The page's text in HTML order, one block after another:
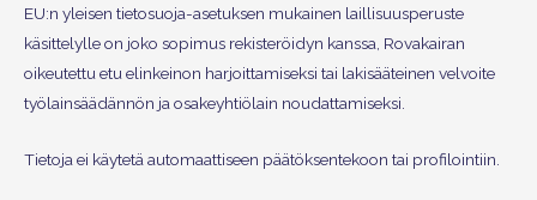
EU:n yleisen tietosuoja-asetuksen mukainen laillisuusperuste
käsittelylle on joko sopimus rekisteröidyn kanssa, Rovakairan
oikeutettu etu elinkeinon harjoittamiseksi tai lakisääteinen velvoite
työlainsäädännön ja osakeyhtiölain noudattamiseksi.
Tietoja ei käytetä automaattiseen päätöksentekoon tai profilointiin.